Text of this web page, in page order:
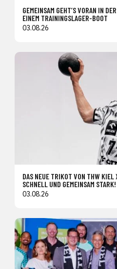
GEMEINSAM GEHT’S VORAN IN
EINEM TRAININGSLAGER-BOOT
03.08.26
DAS NEUE TRIKOT VON THW
SCHNELL UND GEMEINSAM STARK!
03.08.26